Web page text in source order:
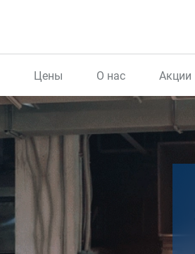
Цены О нас Акции